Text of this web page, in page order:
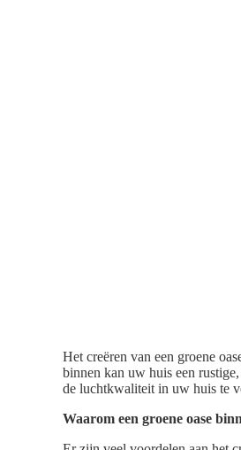
Het creëren van een groene
binnen kan uw huis een
de luchtkwaliteit in uw huis te
Waarom een groene oase